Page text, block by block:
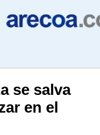
se salva
en el